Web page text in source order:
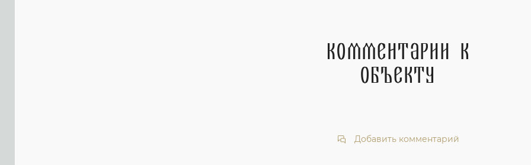
Комментарии к
объекту
Добавить комментарий